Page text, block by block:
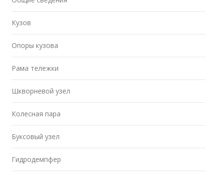
Кузов
Опоры кузова
Рама тележки
Шкворневой узел
Колесная пара
Буксовый узел
Гидродемпфер